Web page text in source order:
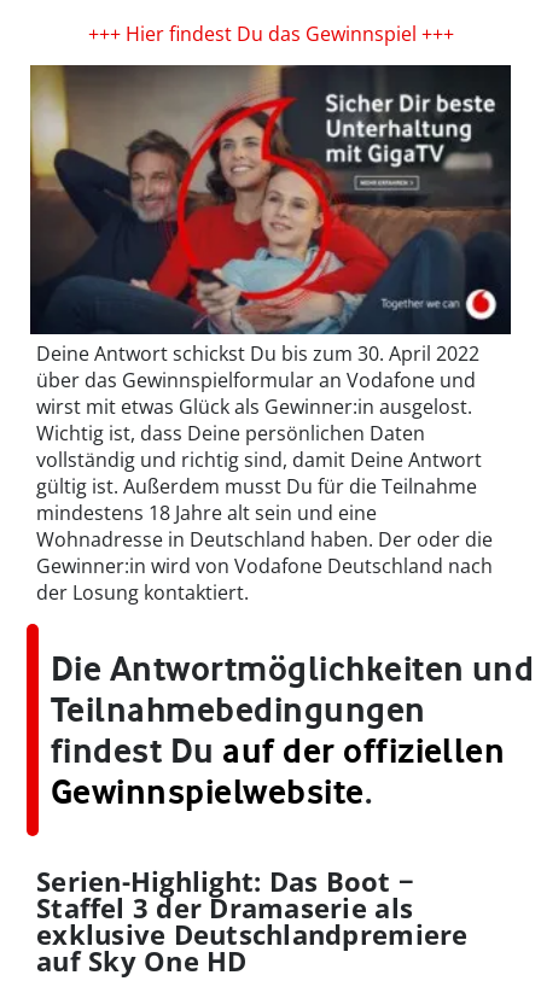
+++ Hier findest Du das Gewinnspiel +++
Deine Antwort schickst Du bis zum 30. April 2022
über das Gewinnspielformular an Vodafone und
wirst mit etwas Glück als Gewinner:in ausgelost.
Wichtig ist, dass Deine persönlichen Daten
vollständig und richtig sind, damit Deine Antwort
gültig ist. Außerdem musst Du für die Teilnahme
mindestens 18 Jahre alt sein und eine
Wohnadresse in Deutschland haben. Der oder die
Gewinner:in wird von Vodafone Deutschland nach
der Losung kontaktiert.
Die Antwortmöglichkeiten und
Teilnahmebedingungen
findest Du auf der offiziellen
Gewinnspielwebsite.
Serien-Highlight: Das Boot −
Staffel 3 der Dramaserie als
exklusive Deutschlandpremiere
auf Sky One HD